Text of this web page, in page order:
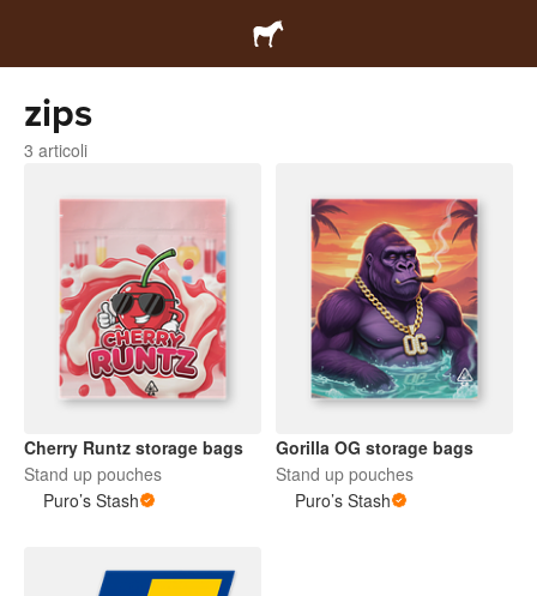
zips
3 articoli
Cherry Runtz storage bags
Stand up pouches
Puro’s Stash
Gorilla OG storage bags
Stand up pouches
Puro’s Stash